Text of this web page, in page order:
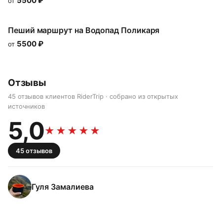
Пеший маршрут на Водопад Поликаря
от 5500₽
Отзывы
45 отзывов клиентов RiderTrip · собрано из открытых
источников
5,0★★★★★
45отзывов
Гуля Замалиева